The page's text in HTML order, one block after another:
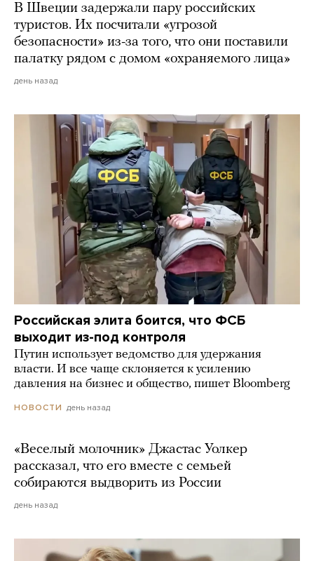
В Швеции задержали пару российских
туристов. Их посчитали «угрозой
безопасности» из-за того, что они поставили
палатку рядом с домом «охраняемого лица»
день назад
Российская элита боится, что ФСБ
выходит из-под контроля
Путин использует ведомство для удержания
власти. И все чаще склоняется к усилению
давления на бизнес и общество, пишет Bloomberg
НОВОСТИ день назад
«Веселый молочник» Джастас Уолкер
рассказал, что его вместе с семьей
собираются выдворить из России
день назад